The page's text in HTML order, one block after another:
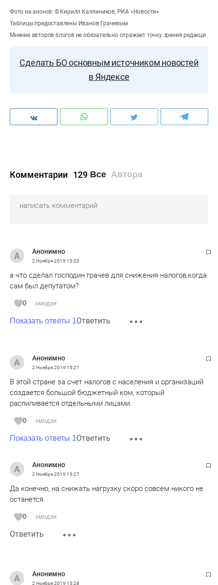
Фото на анонсе: © Кирилл Каллиников, РИА «Новости»
Таблицы предоставлены Иванов Грачевым
Мнение авторов блогов не обязательно отражает точку зрения редакци
Сделать БО основным источником новостей
в Яндексе
Комментарии 129 Все Автора
Анонимно
2 Ноября 2019 15:20
а что сделал господин грачев для снижения налогов,когда
сам был депутатом?
0 эмодзи
Показать ответы 1Ответить
Анонимно
2 Ноября 2019 15:21
В этой стране за счет налогов с населения и организаций
создается большой бюджетный ком, который
распиливается отдельными лицами.
0 эмодзи
Показать ответы 1Ответить
Анонимно
2 Ноября 2019 15:27
Да конечно, на снижать нагрузку скоро совсем никого не
останется.
0 эмодзи
Ответить
Анонимно
2 Ноября 2019 15:28